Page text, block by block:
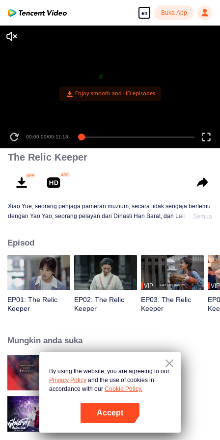
en Buka App
Enjoy smooth and HD episodes
00:00:00/00:11:18
The Relic Keeper
Xiao Yue, seorang penjaga pameran muzium, secara tidak sengaja bertemu
dengan Yao Yao, seorang pelayan dari Dinasti Han Barat, dan Lao Qin,
kembali ke Dinasti Han Barat, sementara Yao Yao tinggal di dunia moden.
Xiao Yue dan Yao Yao berusaha mencari cara untuk menyeberang masa,
dan akhirnya mereka menemui rahsia Madam Xin Zhui dan Li Xi.
Semua
Episod
EP01: The Relic
Keeper
EP02: The Relic
Keeper
VIP
EP03: The Relic
Keeper
VIP
Mungkin anda suka
Forbidden Love Between
Be Yourself (Thai Ver.)
By using the website, you are agreeing to our
Privacy Policy and the use of cookies in
accordance with our Cookie Policy.
Accept